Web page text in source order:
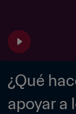
¿Qué
apoyar a